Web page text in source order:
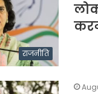
राजनीति